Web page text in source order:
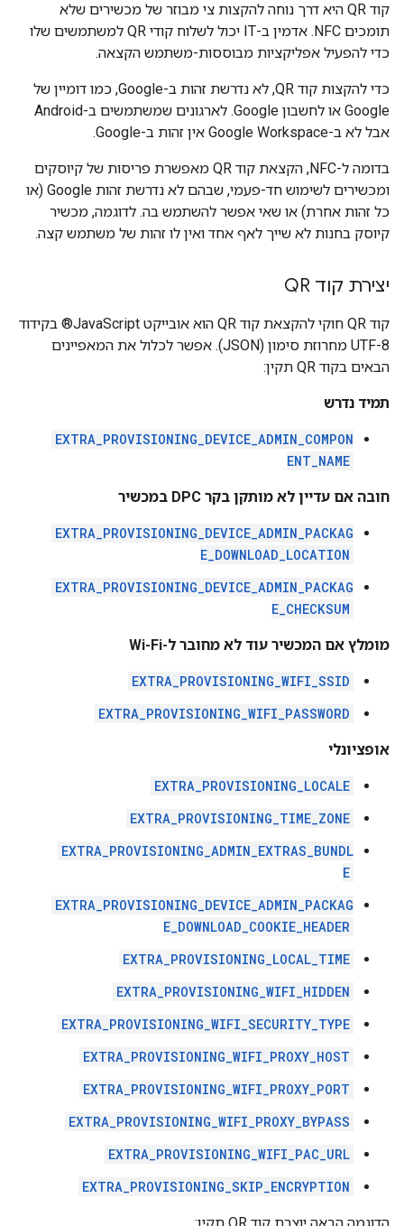
קוד QR היא דרך נוחה להקצות צי מבוזר של מכשירים שלא
תומכים NFC. אדמין ב-IT יכול לשלוח קודי QR למשתמשים שלו
כדי להפעיל אפליקציות מבוססות-משתמש הקצאה.
כדי להקצות קוד QR, לא נדרשת זהות ב-Google, כמו דומיין של
Google או לחשבון Google. לארגונים שמשתמשים ב-Android
אבל לא ב-Google Workspace אין זהות ב-Google.
בדומה ל-NFC, הקצאת קוד QR מאפשרת פריסות של קיוסקים
ומכשירים לשימוש חד-פעמי, שבהם לא נדרשת זהות Google (או
כל זהות אחרת) או שאי אפשר להשתמש בה. לדוגמה, מכשיר
קיוסק בחנות לא שייך לאף אחד ואין לו זהות של משתמש קצה.
יצירת קוד QR
קוד QR חוקי להקצאת קוד QR הוא אובייקט JavaScript® בקידוד
UTF-8 מחרוזת סימון (JSON). אפשר לכלול את המאפיינים
הבאים בקוד QR תקין:
תמיד נדרש
EXTRA_PROVISIONING_DEVICE_ADMIN_COMPON
ENT_NAME
חובה אם עדיין לא מותקן בקר DPC במכשיר
EXTRA_PROVISIONING_DEVICE_ADMIN_PACKAG
E_DOWNLOAD_LOCATION
EXTRA_PROVISIONING_DEVICE_ADMIN_PACKAG
E_CHECKSUM
מומלץ אם המכשיר עוד לא מחובר ל-Wi-Fi
EXTRA_PROVISIONING_WIFI_SSID
EXTRA_PROVISIONING_WIFI_PASSWORD
אופציונלי
EXTRA_PROVISIONING_LOCALE
EXTRA_PROVISIONING_TIME_ZONE
EXTRA_PROVISIONING_ADMIN_EXTRAS_BUNDL
E
EXTRA_PROVISIONING_DEVICE_ADMIN_PACKAG
E_DOWNLOAD_COOKIE_HEADER
EXTRA_PROVISIONING_LOCAL_TIME
EXTRA_PROVISIONING_WIFI_HIDDEN
EXTRA_PROVISIONING_WIFI_SECURITY_TYPE
EXTRA_PROVISIONING_WIFI_PROXY_HOST
EXTRA_PROVISIONING_WIFI_PROXY_PORT
EXTRA_PROVISIONING_WIFI_PROXY_BYPASS
EXTRA_PROVISIONING_WIFI_PAC_URL
EXTRA_PROVISIONING_SKIP_ENCRYPTION